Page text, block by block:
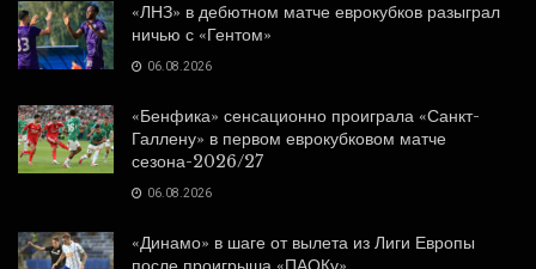
«ЛНЗ» в дебютном матче еврокубков разыграл
ничью с «Гентом»
06.08.2026
«Бенфика» сенсационно проиграла «Санкт-
Галлену» в первом еврокубковом матче
сезона-2026/27
06.08.2026
«Динамо» в шаге от вылета из Лиги Европы